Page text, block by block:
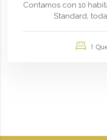
Contamos con 10
Standard,
1